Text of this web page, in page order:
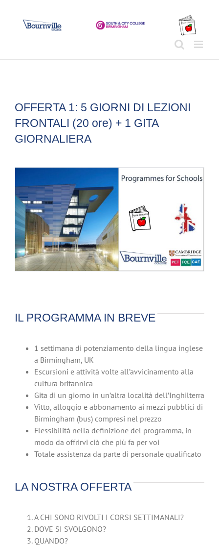
OFFERTA 1: 5 GIORNI DI LEZIONI
FRONTALI (20 ore) + 1 GITA
GIORNALIERA
IL PROGRAMMA IN BREVE
1 settimana di potenziamento della lingua inglese
a Birmingham, UK
Escursioni e attività volte all’avvicinamento alla
cultura britannica
Gita di un giorno in un’altra località dell’Inghilterra
Vitto, alloggio e abbonamento ai mezzi pubblici di
Birmingham (bus) compresi nel prezzo
Flessibilità nella definizione del programma, in
modo da offrirvi ciò che più fa per voi
Totale assistenza da parte di personale qualificato
LA NOSTRA OFFERTA
A CHI SONO RIVOLTI I CORSI SETTIMANALI?
DOVE SI SVOLGONO?
QUANDO?